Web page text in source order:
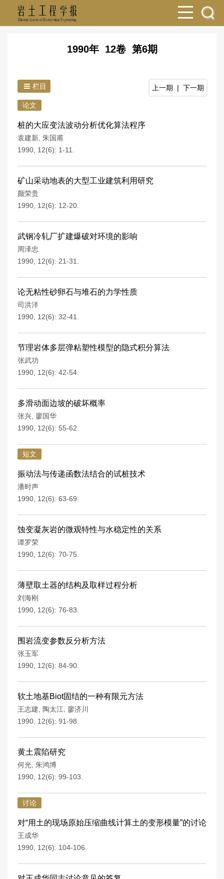
1990年 12卷 第6期
栏目 上一期 | 下一期
论文
桩的大应变法波动分析优化算法程序
袁建新 朱国甫
1990, 12(6): 1-11.
矿山采动地表的大型工业建筑利用研究
颜荣贵
1990, 12(6): 12-20.
武钢冷轧厂扩建爆破对环境的影响
周泽忠
1990, 12(6): 21-31.
论无粘性砂卵石与堆石的力学性质
司洪洋
1990, 12(6): 32-41.
节理岩体多层弹粘塑性模型的隐式积分算法
张武功
1990, 12(6): 42-54.
多滑动面边坡的破坏概率
张兴 廖国华
1990, 12(6): 55-62.
短文
振动法与传递函数法结合的试桩技术
潘时声
1990, 12(6): 63-69.
蚀变凝灰岩的微观特性与水稳定性的关系
谭罗荣
1990, 12(6): 70-75.
薄壁取土器的结构及取样过程分析
刘海刚
1990, 12(6): 76-83.
围岩流变参数反分析方法
张玉军
1990, 12(6): 84-90.
软土地基Biot固结的一种有限元方法
王志建 陶太江
廖济川
1990, 12(6): 91-98.
黄土震陷研究
何光 朱鸿博
1990, 12(6): 99-103.
讨论
对“用土的现场原始压缩曲线计算土的变形模量”的讨论
王成华
1990, 12(6): 104-106.